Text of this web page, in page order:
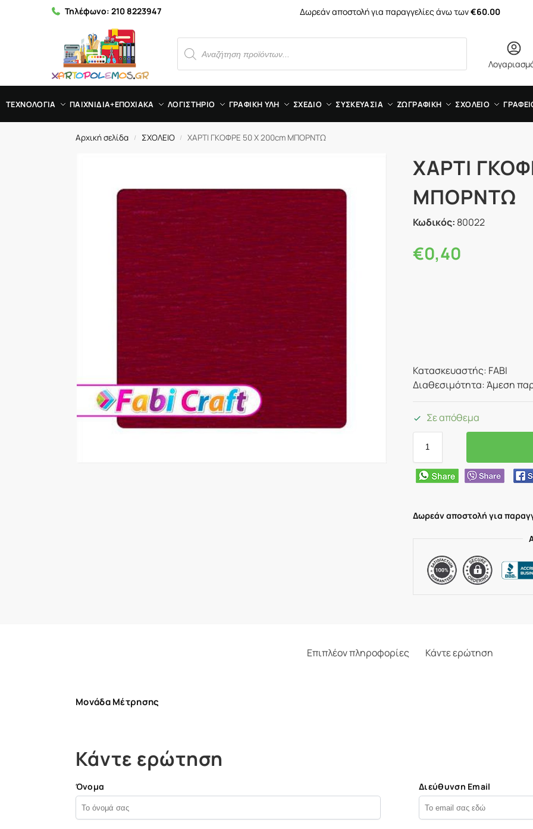
Τηλέφωνο: 210 8223947 Δωρεάν αποστολή για παραγγελίες άνω των€60.00
ΤΕΧΝΟΛΟΓΙΑ ΠΑΙΧΝΙΔΙΑ+ΕΠΟΧΙΑΚΑ ΛΟΓΙΣΤΗΡΙΟ ΓΡΑΦΙΚΗ ΥΛΗ ΣΧΕΔΙΟ ΣΥΣΚΕΥΑΣΙΑ ΖΩΓΡΑΦΙΚΗ ΣΧΟΛΕΙΟ
Αρχική σελίδα / ΣΧΟΛΕΙΟ / ΧΑΡΤΙ ΓΚΟΦΡΕ 50 Χ 200cm ΜΠΟΡΝΤΩ
ΧΑΡΤΙ
ΜΠΟΡΝΤΩ
Κωδικός: 80022
€0,40
Κατασκευαστής: FABI
Διαθεσιμότητα: Άμεση
Σε απόθεμα
Δωρεάν αποστολή για
Επιπλέον πληροφορίες Κάντε ερώτηση
Μονάδα Μέτρησης
Κάντε ερώτηση
Όνομα Διεύθυνση Email